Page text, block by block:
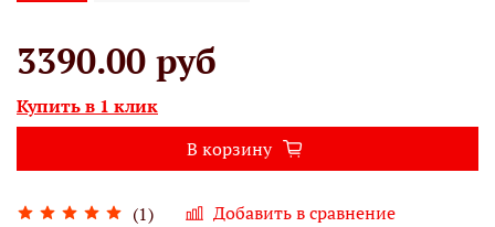
(1) Добавить в сравнение
3390.00 руб
Купить в 1 клик
В корзину